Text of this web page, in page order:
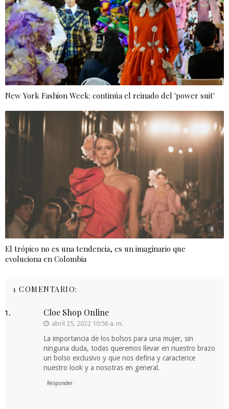
New York Fashion Week: continúa el reinado del 'power suit'
El trópico no es una tendencia, es un imaginario que
evoluciona en Colombia
1 COMENTARIO:
Cloe Shop Online
abril 25, 2022 10:56 a. m.
La importancia de los bolsos para una mujer, sin
ninguna duda, todas queremos llevar en nuestro brazo
un bolso exclusivo y que nos defina y caracterice
nuestro look y a nosotras en general.
Responder